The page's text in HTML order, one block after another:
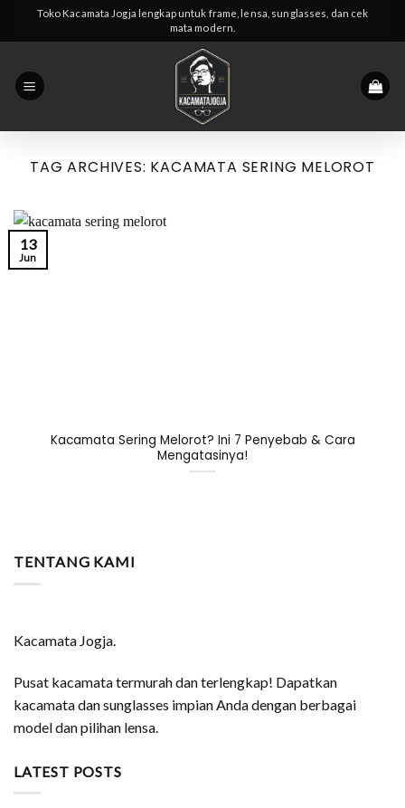
Toko Kacamata Jogja lengkap untuk frame, lensa, sunglasses, dan cek
mata modern.
TAG ARCHIVES: KACAMATA SERING MELOROT
Kacamata Sering Melorot? Ini 7 Penyebab & Cara
Mengatasinya!
13
Jun
TENTANG KAMI
Kacamata Jogja.
Pusat kacamata termurah dan terlengkap! Dapatkan
kacamata dan sunglasses impian Anda dengan berbagai
model dan pilihan lensa.
LATEST POSTS